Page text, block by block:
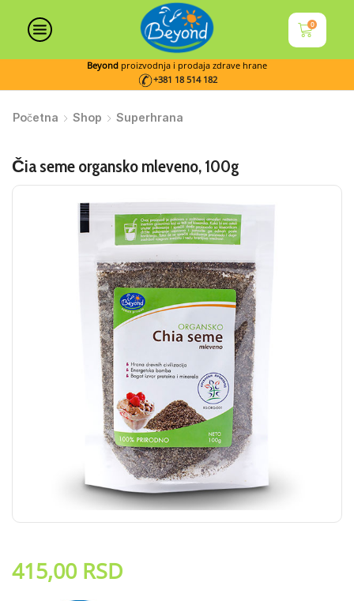
0
Beyond proizvodnja i prodaja zdrave hrane
+381 18 514 182
Početna Shop Superhrana
Čia seme organsko mleveno, 100g
415,00 RSD